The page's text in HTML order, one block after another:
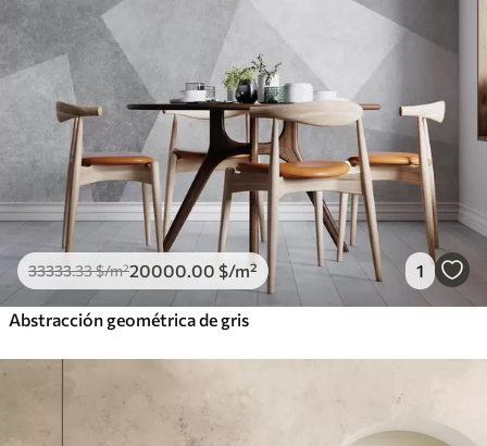
33333.33$/m²20000 .00 $/m² 1
Abstracción geométrica de gris